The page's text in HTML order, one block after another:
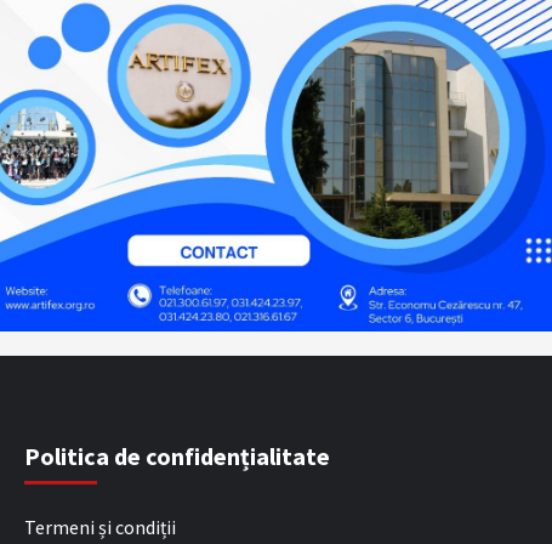
Politica de confidențialitate
Termeni și condiții